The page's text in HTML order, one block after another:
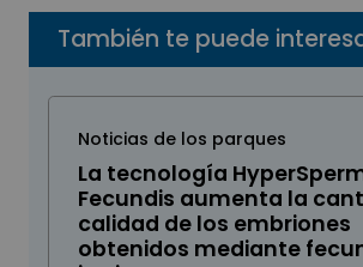
También te puede
Noticias de los parques
La tecnología
Fecundis aumenta la
calidad de los embriones
obtenidos mediante